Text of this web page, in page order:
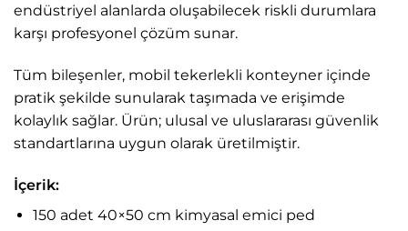
endüstriyel alanlarda oluşabilecek riskli durumlara
karşı profesyonel çözüm sunar.
Tüm bileşenler, mobil tekerlekli konteyner içinde
pratik şekilde sunularak taşımada ve erişimde
kolaylık sağlar. Ürün; ulusal ve uluslararası güvenlik
standartlarına uygun olarak üretilmiştir.
İçerik:
150 adet 40×50 cm kimyasal emici ped